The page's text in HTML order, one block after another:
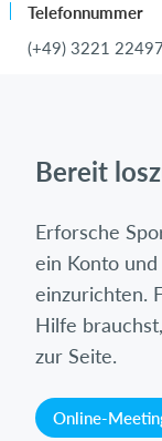
Telefonnummer
(+49) 3221
Bereit
Erforsche
ein Konto
einzurichten.
Hilfe
zur Seite.
Online-